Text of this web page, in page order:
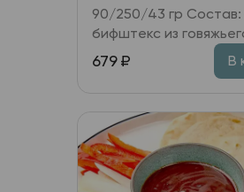
90/250/43 гр Состав: -
бифштекс из
- картофельные
пашот; томатный
679₽ В